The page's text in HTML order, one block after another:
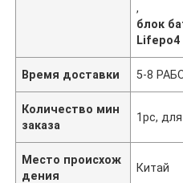
,
блок
Lifepo4
Время доставки 5-8
Количество мин
заказа
1pc,
Место происхож
дения
Китай